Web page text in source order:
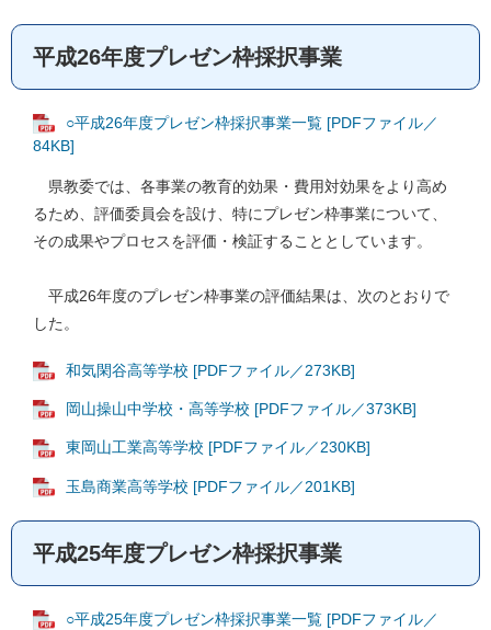
平成26年度プレゼン枠採択事業
○平成26年度プレゼン枠採択事業一覧 [PDFファイル／
84KB]
県教委では、各事業の教育的効果・費用対効果をより高め
るため、評価委員会を設け、特にプレゼン枠事業について、
その成果やプロセスを評価・検証することとしています。
平成26年度のプレゼン枠事業の評価結果は、次のとおりで
した。
和気閑谷高等学校 [PDFファイル／273KB]
岡山操山中学校・高等学校 [PDFファイル／373KB]
東岡山工業高等学校 [PDFファイル／230KB]
玉島商業高等学校 [PDFファイル／201KB]
平成25年度プレゼン枠採択事業
○平成25年度プレゼン枠採択事業一覧 [PDFファイル／